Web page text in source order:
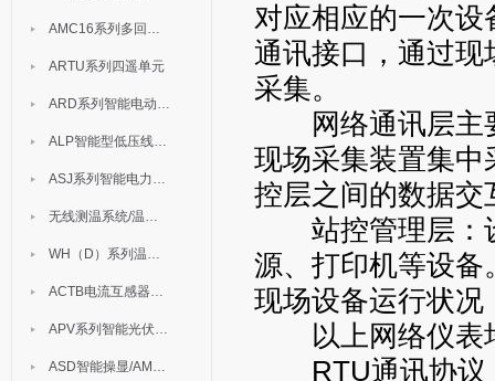
AMC16系列多回路监控装置
ARTU系列四遥单元
ARD系列智能电动机保护器
ALP智能型低压线路保护装置
ASJ系列智能电力继电器
无线测温系统/温度巡检
WH（D）系列温湿度控制器
ACTB电流互感器过电压保护器
APV系列智能光伏汇流箱
ASD智能操显/AM中压保护
对应相应的一次设
通讯接口，通过
采集。
网络通讯层主要
现场采集装置集
控层之间的数据交
站控管理层：设
源、打印机等设
现场设备运行状
以上网络仪表
RTU通讯协议，